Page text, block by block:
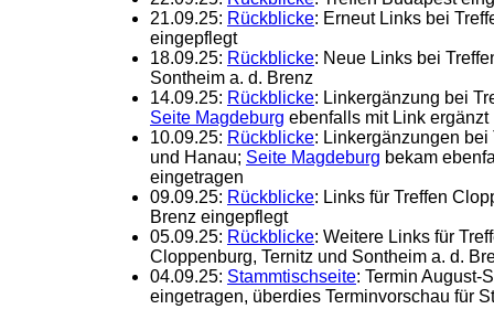
21.09.25: Rückblicke: Erneut Links bei
eingepflegt
18.09.25: Rückblicke: Neue Links bei
Sontheim a. d. Brenz
14.09.25: Rückblicke: Linkergänzung bei
Seite Magdeburg ebenfalls mit Link ergänzt
10.09.25: Rückblicke: Linkergänzungen bei
und Hanau; Seite Magdeburg bekam
eingetragen
09.09.25: Rückblicke: Links für Treffen
Brenz eingepflegt
05.09.25: Rückblicke: Weitere Links für
Cloppenburg, Ternitz und Sontheim a. d.
04.09.25: Stammtischseite: Termin August-
eingetragen, überdies Terminvorschau für